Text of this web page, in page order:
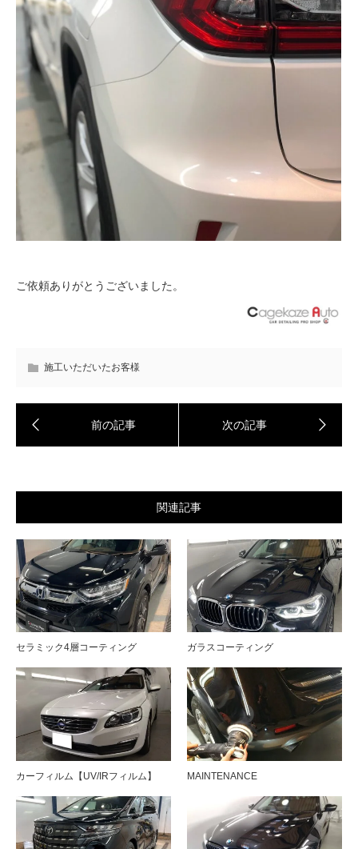
ご依頼ありがとうございました。
施工いただいたお客様
関連記事
セラミック4層コーティング ガラスコーティング
カーフィルム【UV/IRフィルム】 MAINTENANCE